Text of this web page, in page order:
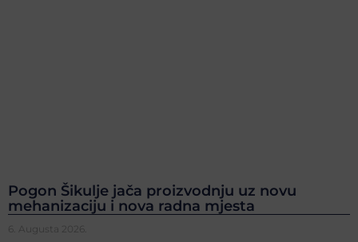
Pogon Šikulje jača proizvodnju uz novu
mehanizaciju i nova radna mjesta
6. Augusta 2026.